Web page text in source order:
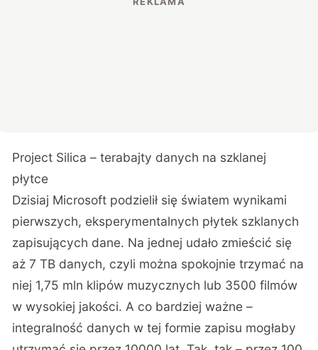
Project Silica – terabajty danych na szklanej
płytce
Dzisiaj Microsoft podzielił się światem wynikami
pierwszych, eksperymentalnych płytek szklanych
zapisujących dane. Na jednej udało zmieścić się
aż 7 TB danych, czyli można spokojnie trzymać na
niej 1,75 mln klipów muzycznych lub 3500 filmów
w wysokiej jakości. A co bardziej ważne –
integralność danych w tej formie zapisu mogłaby